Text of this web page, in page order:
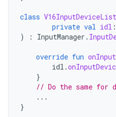
class
private val idl :
)
: InputManager .
override fun
idl .
}
// Do the same for
...
}